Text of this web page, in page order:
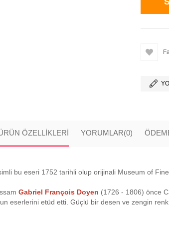
ÖZELLIKLERI YORUMLAR(0)
bu eseri 1752 tarihli olup orijinali Museum of
Gabriel François Doyen (1726 - 1806) önce
eserlerini etüd etti. Güçlü bir desen ve zengin